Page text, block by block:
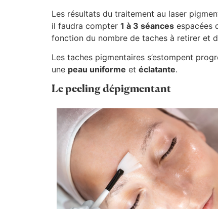
Les résultats du traitement au laser
il faudra compter 1 à 3 séances espacées
fonction du nombre de taches à retirer et
Les taches pigmentaires s’estompent
une peau uniforme et éclatante.
Le peeling dépigmentant